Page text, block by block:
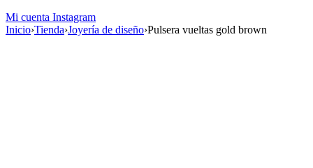
Mi cuenta Instagram
Inicio›Tienda›Joyería de diseño›Pulsera vueltas gold brown